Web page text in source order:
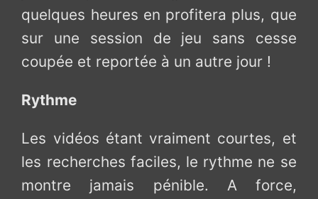
quelques heures en profitera plus, que
sur une session de jeu sans cesse
coupée et reportée à un autre jour !
Rythme
Les vidéos étant vraiment courtes, et
les recherches faciles, le rythme ne se
montre jamais pénible. A force,